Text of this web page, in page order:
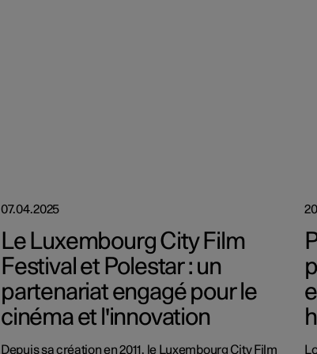
07.04.2025
Le Luxembourg City Film
Festival et Polestar : un
partenariat engagé pour le
cinéma et l'innovation
Depuis sa création en 2011, le Luxembourg City Film